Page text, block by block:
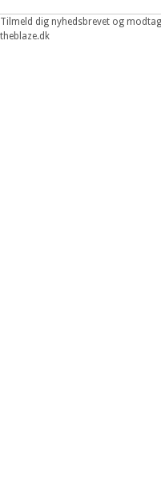
Tilmeld dig nyhedsbrevet og
theblaze.dk